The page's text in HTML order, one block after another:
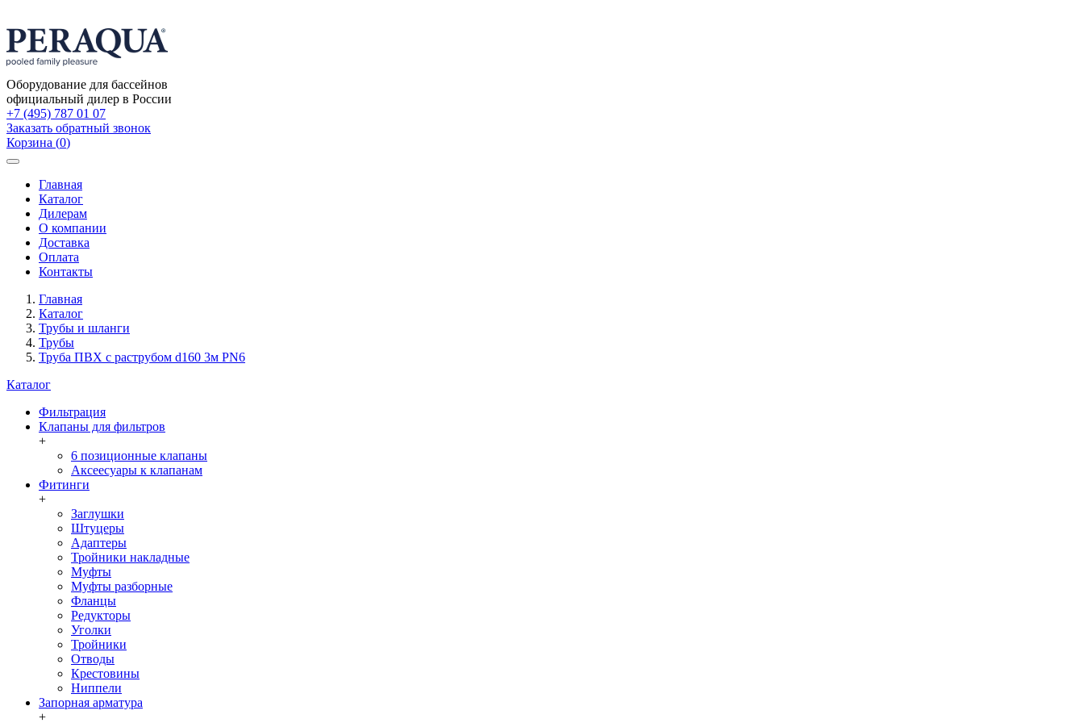
Оборудование для бассейнов
официальный дилер в России
+7 (495) 787 01 07
Заказать обратный звонок
Корзина (0)
Toggle
navigationГлавная
Каталог
Дилерам
О компании
Доставка
Оплата
Контакты
Главная
Каталог
Трубы и шланги
Трубы
Труба ПВХ с раструбом d160 3м PN6
Каталог
Фильтрация
Клапаны для фильтров
+
6 позиционные клапаны
Аксеесуары к клапанам
Фитинги
+
Заглушки
Штуцеры
Адаптеры
Тройники накладные
Муфты
Муфты разборные
Фланцы
Редукторы
Уголки
Тройники
Отводы
Крестовины
Ниппели
Запорная арматура
+